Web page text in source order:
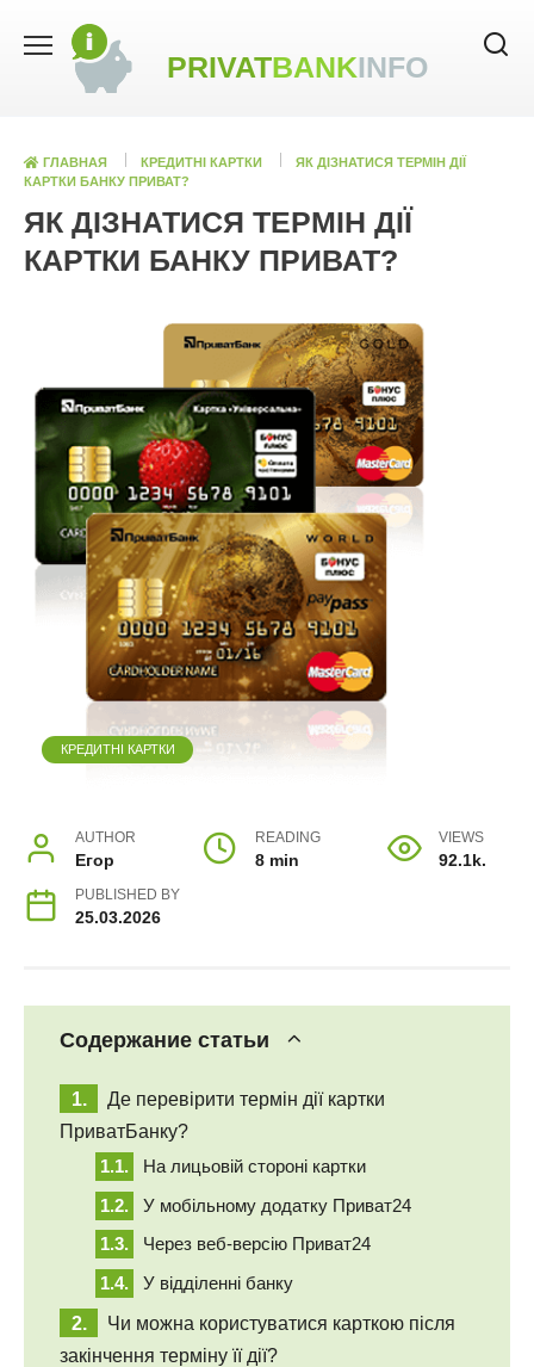
PRIVATBANKINFO
ГЛАВНАЯ КРЕДИТНІ КАРТКИ
ЯК ДІЗНАТИСЯ ТЕРМІН ДІЇ
КАРТКИ БАНКУ ПРИВАТ?
ЯК ДІЗНАТИСЯ ТЕРМІН ДІЇ
КАРТКИ БАНКУ ПРИВАТ?
КРЕДИТНІ КАРТКИ
AUTHOR
Егор
READING
8 min
VIEWS
92.1k.
PUBLISHED BY
25.03.2026
Содержание статьи
Де перевірити термін дії картки
ПриватБанку?
На лицьовій стороні картки
У мобільному додатку Приват24
Через веб-версію Приват24
У відділенні банку
Чи можна користуватися карткою після
закінчення терміну її дії?